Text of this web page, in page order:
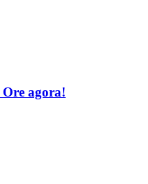
Ore agora!